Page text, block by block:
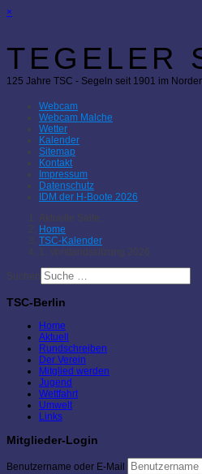
×
TEGELER
125 Jahre TSC - Segeln seit 1901 im
Webcam
Webcam Malche
Wetter
Kalender
Sitemap
Kontakt
Impressum
Datenschutz
IDM der H-Boote 2026
Aktuelle Seite:
Home
TSC-Kalender
1. Vorstandssitzung 2026
Suchen
TSC-Berlin
Home
Aktuell
Rundschreiben
Der Verein
Mitglied werden
Jugend
Wettfahrt
Umwelt
Links
Mitglieder-Login
Benutzername oder E-Mail